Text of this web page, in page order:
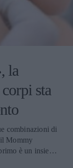
la
sta
combinazioni di
Mommy
è un insieme